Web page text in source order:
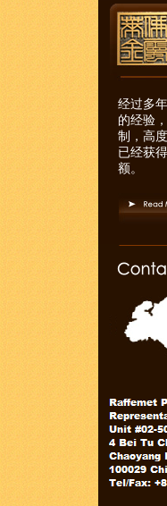
经过多
的经验
制，高
已经获
额。